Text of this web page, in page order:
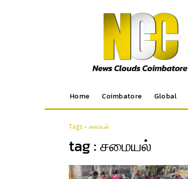
Home Coimbatore Global
Tags சமையல்
tag :சமையல்